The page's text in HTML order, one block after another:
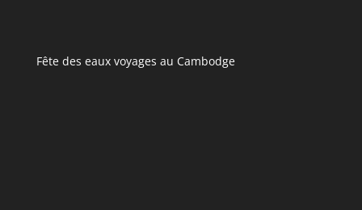
Fête des eaux voyages au Cambodge